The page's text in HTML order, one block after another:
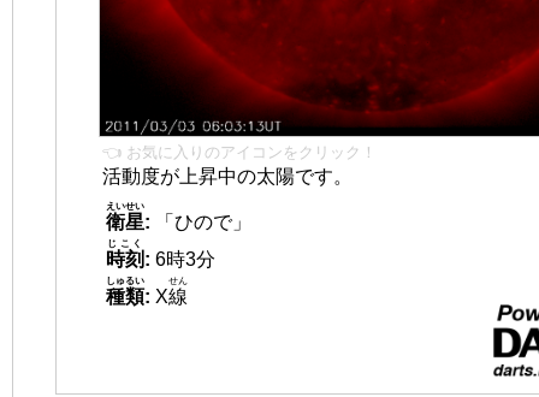
👈 お気に入りのアイコンをクリック！
活動度が上昇中の太陽です。
衛星
えいせい
:
「ひので」
時刻
じこく
: 6時3分
種類
しゅるい
: X線
せん